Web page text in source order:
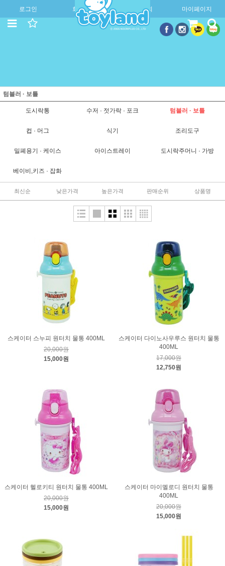
로그인 회원가입 주문조회 마이페이지
텀블러 · 보틀
도시락통 수저 · 젓가락 · 포크 텀블러 · 보틀
컵 · 머그 식기 조리도구
밀폐용기 · 케이스 아이스트레이 도시락주머니 · 가방
베이비,키즈 · 잡화
최신순 낮은가격 높은가격 판매순위 상품명
스케이터 스누피 원터치 물통 400ML
20,000원
15,000원
스케이터 다이노사우루스 원터치 물통
400ML
17,000원
12,750원
스케이터 헬로키티 원터치 물통 400ML
20,000원
15,000원
스케이터 마이멜로디 원터치 물통
400ML
20,000원
15,000원